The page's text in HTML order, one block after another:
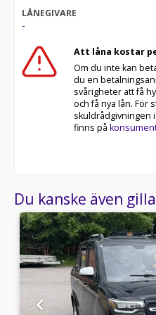
LÅNEGIVARE
-
Att låna kostar
Om du inte kan
du en
svårigheter att få
och få nya lån. För
skuldrådgivningen
finns på
Du kanske även